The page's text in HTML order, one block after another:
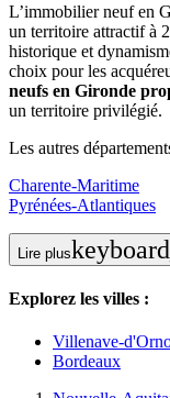
L’immobilier neuf en
un territoire attractif à
historique et
choix pour les
neufs en Gironde
un territoire privilégié.
Les autres
Charente-Maritime
Pyrénées-Atlantiques
Lire plus
Explorez les villes :
Villenave-
Bordeaux